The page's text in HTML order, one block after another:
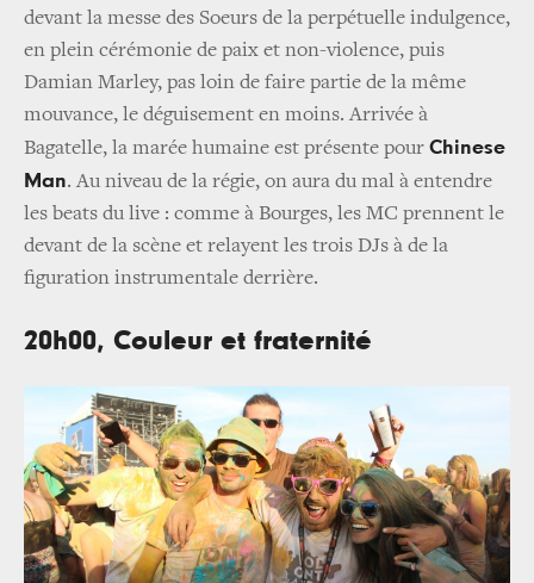
devant la messe des Soeurs de la perpétuelle indulgence,
en plein cérémonie de paix et non-violence, puis
Damian Marley, pas loin de faire partie de la même
mouvance, le déguisement en moins. Arrivée à
Bagatelle, la marée humaine est présente pour Chinese
Man. Au niveau de la régie, on aura du mal à entendre
les beats du live : comme à Bourges, les MC prennent le
devant de la scène et relayent les trois DJs à de la
figuration instrumentale derrière.
20h00, Couleur et fraternité